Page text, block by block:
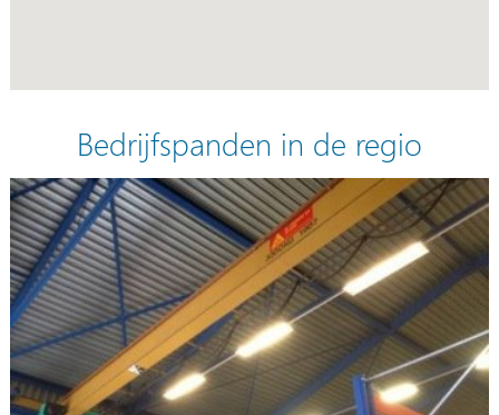
Bedrijfspanden in de regio